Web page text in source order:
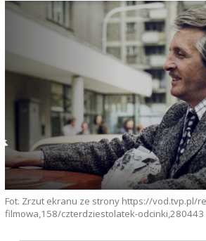
Fot. Zrzut ekranu ze strony https://vod.tvp.pl/
filmowa,158/czterdziestolatek-odcinki,280443